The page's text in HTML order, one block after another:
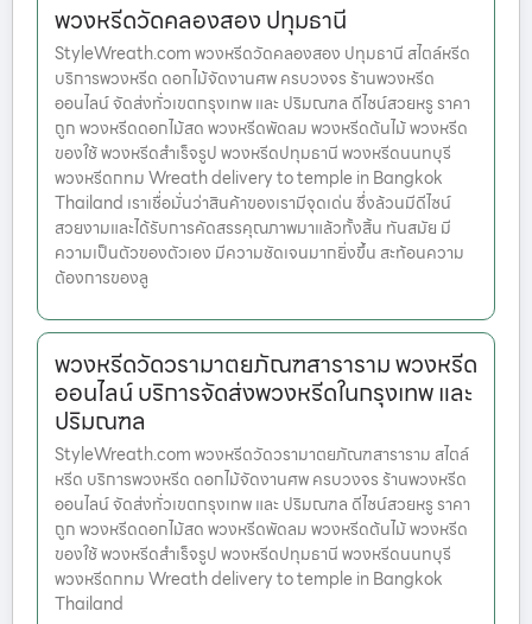
พวงหรีดวัดคลองสอง ปทุมธานี
StyleWreath.com พวงหรีดวัดคลองสอง ปทุมธานี สไตล์หรีด
บริการพวงหรีด ดอกไม้จัดงานศพ ครบวงจร ร้านพวงหรีด
ออนไลน์ จัดส่งทั่วเขตกรุงเทพ และ ปริมณฑล ดีไซน์สวยหรู ราคา
ถูก พวงหรีดดอกไม้สด พวงหรีดพัดลม พวงหรีดต้นไม้ พวงหรีด
ของใช้ พวงหรีดสำเร็จรูป พวงหรีดปทุมธานี พวงหรีดนนทบุรี
พวงหรีดกทม Wreath delivery to temple in Bangkok
Thailand เราเชื่อมั่นว่าสินค้าของเรามีจุดเด่น ซึ่งล้วนมีดีไซน์
สวยงามและได้รับการคัดสรรคุณภาพมาแล้วทั้งสิ้น ทันสมัย มี
ความเป็นตัวของตัวเอง มีความชัดเจนมากยิ่งขึ้น สะท้อนความ
ต้องการของลู
พวงหรีดวัดวรามาตยภัณฑสาราราม พวงหรีด
ออนไลน์ บริการจัดส่งพวงหรีดในกรุงเทพ และ
ปริมณฑล
StyleWreath.com พวงหรีดวัดวรามาตยภัณฑสาราราม สไตล์
หรีด บริการพวงหรีด ดอกไม้จัดงานศพ ครบวงจร ร้านพวงหรีด
ออนไลน์ จัดส่งทั่วเขตกรุงเทพ และ ปริมณฑล ดีไซน์สวยหรู ราคา
ถูก พวงหรีดดอกไม้สด พวงหรีดพัดลม พวงหรีดต้นไม้ พวงหรีด
ของใช้ พวงหรีดสำเร็จรูป พวงหรีดปทุมธานี พวงหรีดนนทบุรี
พวงหรีดกทม Wreath delivery to temple in Bangkok
Thailand